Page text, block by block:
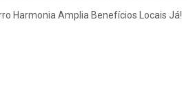
Harmonia Amplia Benefícios Locais Já!